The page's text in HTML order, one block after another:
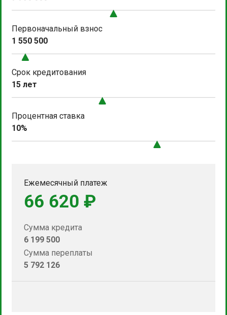
Первоначальный взнос
1 550 500
Срок кредитования
15 лет
Процентная ставка
10%
Ежемесячный платеж
66 620 ₽
Сумма кредита
6 199 500
Сумма переплаты
5 792 126